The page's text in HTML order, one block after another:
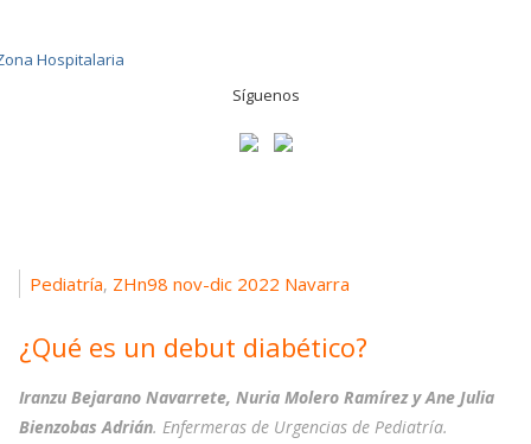
Síguenos
Pediatría, ZHn98 nov-dic 2022 Navarra
¿Qué es un debut diabético?
Iranzu Bejarano Navarrete, Nuria Molero Ramírez y Ane Julia
Bienzobas Adrián. Enfermeras de Urgencias de Pediatría.